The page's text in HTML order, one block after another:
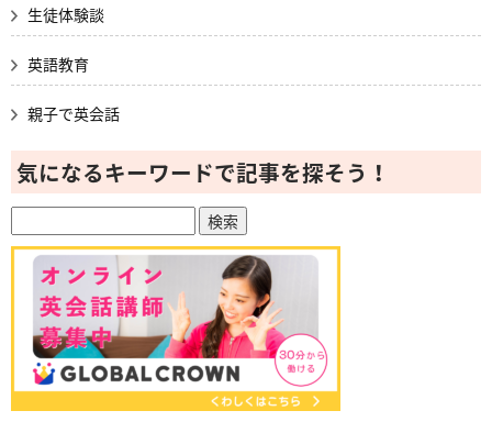
生徒体験談
英語教育
親子で英会話
気になるキーワードで記事を探そう！